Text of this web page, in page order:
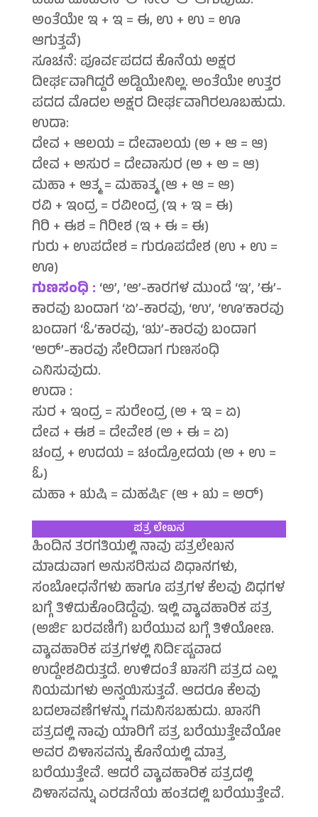
ಅಂತೆಯೇ ಇ + ಇ = ಈ, ಉ + ಉ = ಊ
ಆಗುತ್ತವೆ)
ಸೂಚನೆ: ಪೂರ್ವಪದದ ಕೊನೆಯ ಅಕ್ಷರ
ದೀರ್ಘವಾಗಿದ್ದರೆ ಅಡ್ಡಿಯೇನಿಲ್ಲ. ಅಂತೆಯೇ ಉತ್ತರ
ಪದದ ಮೊದಲ ಅಕ್ಷರ ದೀರ್ಘವಾಗಿರಲೂಬಹುದು.
ಉದಾ:
ದೇವ + ಆಲಯ = ದೇವಾಲಯ (ಅ + ಆ = ಆ)
ದೇವ + ಅಸುರ = ದೇವಾಸುರ (ಅ + ಅ = ಆ)
ಮಹಾ + ಆತ್ಮ = ಮಹಾತ್ಮ (ಆ + ಆ = ಆ)
ರವಿ + ಇಂದ್ರ = ರವೀಂದ್ರ (ಇ + ಇ = ಈ)
ಗಿರಿ + ಈಶ = ಗಿರೀಶ (ಇ + ಈ = ಈ)
ಗುರು + ಉಪದೇಶ = ಗುರೂಪದೇಶ (ಉ + ಉ =
ಊ)
ಗುಣಸಂಧಿ : ‘ಅ’, ’ಆ’-ಕಾರಗಳ ಮುಂದೆ ‘ಇ’, ’ಈ’-
ಕಾರವು ಬಂದಾಗ ‘ಏ’-ಕಾರವು, ‘ಉ’, ‘ಊ’ಕಾರವು
ಬಂದಾಗ ‘ಓ’ಕಾರವು, ‘ಋ’-ಕಾರವು ಬಂದಾಗ
‘ಅರ್’-ಕಾರವು ಸೇರಿದಾಗ ಗುಣಸಂಧಿ
ಎನಿಸುವುದು.
ಉದಾ :
ಸುರ + ಇಂದ್ರ = ಸುರೇಂದ್ರ (ಅ + ಇ = ಏ)
ದೇವ + ಈಶ = ದೇವೇಶ (ಅ + ಈ = ಏ)
ಚಂದ್ರ + ಉದಯ = ಚಂದ್ರೋದಯ (ಅ + ಉ =
ಓ)
ಮಹಾ + ಋಷಿ = ಮಹರ್ಷಿ (ಆ + ಋ = ಅರ್)
ಪತ್ರ ಲೇಖನ
ಹಿಂದಿನ ತರಗತಿಯಲ್ಲಿ ನಾವು ಪತ್ರಲೇಖನ
ಮಾಡುವಾಗ ಅನುಸರಿಸುವ ವಿಧಾನಗಳು,
ಸಂಬೋಧನೆಗಳು ಹಾಗೂ ಪತ್ರಗಳ ಕೆಲವು ವಿಧಗಳ
ಬಗ್ಗೆ ತಿಳಿದುಕೊಂಡಿದ್ದೆವು. ಇಲ್ಲಿ ವ್ಯಾವಹಾರಿಕ ಪತ್ರ
(ಅರ್ಜಿ ಬರವಣಿಗೆ) ಬರೆಯುವ ಬಗ್ಗೆ ತಿಳಿಯೋಣ.
ವ್ಯಾವಹಾರಿಕ ಪತ್ರಗಳಲ್ಲಿ ನಿರ್ದಿಷ್ಟವಾದ
ಉದ್ದೇಶವಿರುತ್ತದೆ. ಉಳಿದಂತೆ ಖಾಸಗಿ ಪತ್ರದ ಎಲ್ಲ
ನಿಯಮಗಳು ಅನ್ವಯಿಸುತ್ತವೆ. ಆದರೂ ಕೆಲವು
ಬದಲಾವಣೆಗಳನ್ನು ಗಮನಿಸಬಹುದು. ಖಾಸಗಿ
ಪತ್ರದಲ್ಲಿ ನಾವು ಯಾರಿಗೆ ಪತ್ರ ಬರೆಯುತ್ತೇವೆಯೋ
ಅವರ ವಿಳಾಸವನ್ನು ಕೊನೆಯಲ್ಲಿ ಮಾತ್ರ
ಬರೆಯುತ್ತೇವೆ. ಆದರೆ ವ್ಯಾವಹಾರಿಕ ಪತ್ರದಲ್ಲಿ
ವಿಳಾಸವನ್ನು ಎರಡನೆಯ ಹಂತದಲ್ಲಿ ಬರೆಯುತ್ತೇವೆ.